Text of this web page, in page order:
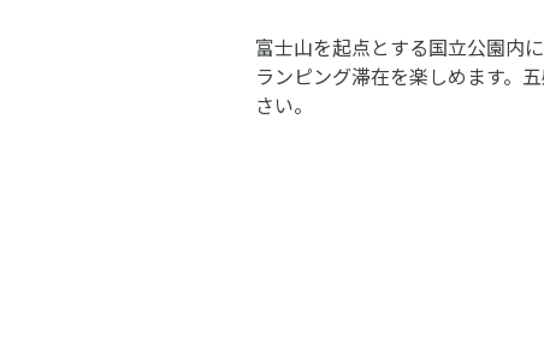
富士山を起点とする国立公園内
ランピング滞在を楽しめます。
さい。